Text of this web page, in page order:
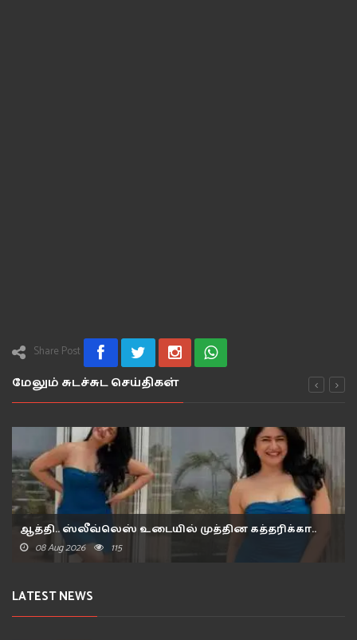
Share Post
மேலும் சுடச்சுட செய்திகள்
ஆத்தி.. ஸ்லீவ்லெஸ் உடையில் முத்தின கத்தரிக்கா..
08 Aug 2026 115
LATEST NEWS